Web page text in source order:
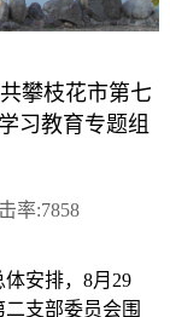
攀枝花市第七
习教育专题组
率:7858
安排， 8月29
支部委员会围